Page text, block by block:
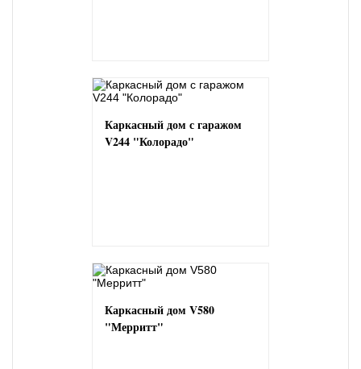
Каркасный дом с гаражом
V244 "Колорадо"
Каркасный дом V580
"Мерритт"